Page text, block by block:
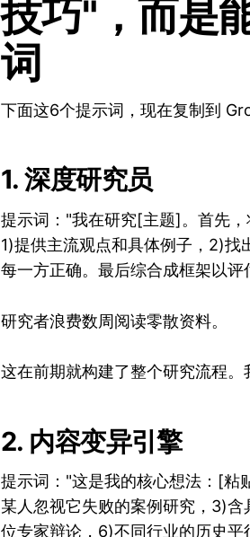
技巧"，而是
词
下面这6个提示词，现在复制到
1. 深度研究员
提示词："我在研究[主题]。首先
1)提供主流观点和具体例子，2)
每一方正确。最后综合成框架以评
研究者浪费数周阅读零散资料。
这在前期就构建了整个研究流程。
2. 内容变异引擎
提示词："这是我的核心想法：[粘
某人忽视它失败的案例研究，3)
位专家辩论，6)不同行业的历史